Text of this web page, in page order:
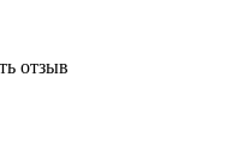
отзыв